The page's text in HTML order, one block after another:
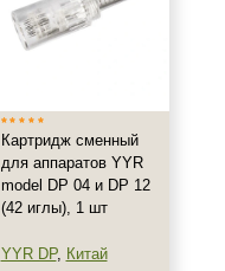
Картридж сменный
для аппаратов YYR
model DP 04 и DP 12
(42 иглы), 1 шт
YYR DP, Китай